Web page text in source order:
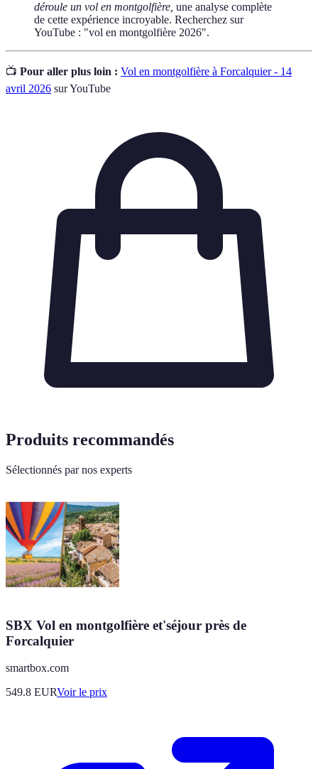
déroule un vol en montgolfière, une analyse complète
de cette expérience incroyable. Recherchez sur
YouTube : "vol en montgolfière 2026".
📺 Pour aller plus loin : Vol en montgolfière à Forcalquier - 14
avril 2026 sur YouTube
Produits recommandés
Sélectionnés par nos experts
SBX Vol en montgolfière et'séjour près de
Forcalquier
smartbox.com
549.8 EURVoir le prix